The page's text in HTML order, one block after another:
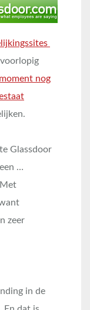
nog
Glassdoor
…
zeer
in de